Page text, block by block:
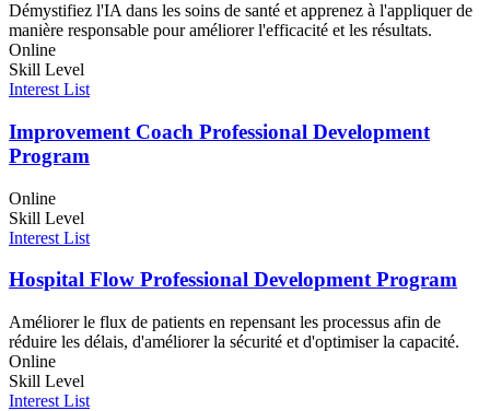
Démystifiez l'IA dans les soins de santé et apprenez à l'appliquer de
manière responsable pour améliorer l'efficacité et les résultats.
Online
Skill Level
Interest List
Improvement Coach Professional Development
Program
Online
Skill Level
Interest List
Hospital Flow Professional Development Program
Améliorer le flux de patients en repensant les processus afin de
réduire les délais, d'améliorer la sécurité et d'optimiser la capacité.
Online
Skill Level
Interest List